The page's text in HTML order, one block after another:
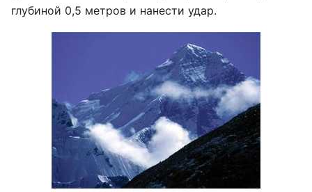
глубиной 0,5 метров и нанести удар.